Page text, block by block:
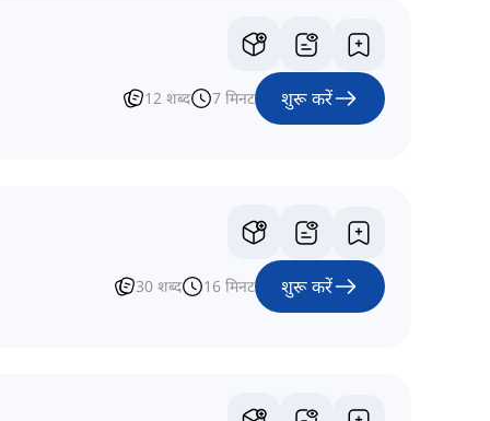
12 शब्द 7 मिनट शुरू करें
30 शब्द 16 मिनट शुरू करें